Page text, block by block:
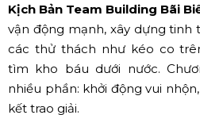
Kịch Bản Team Building Bãi
vận động mạnh, xây dựng tinh
các thử thách như kéo co
tìm kho báu dưới nước.
nhiều phần: khởi động vui
kết trao giải.